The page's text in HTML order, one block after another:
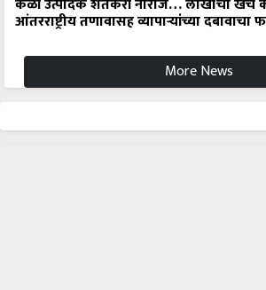
आंतरराष्ट्रीय तणावासह व्यापाऱ्यांच्या दबावाचा
More News